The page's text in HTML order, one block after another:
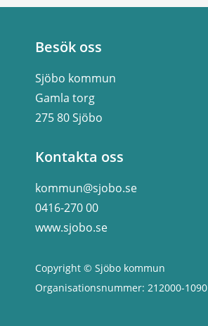
Besök oss
Sjöbo kommun
Gamla torg
275 80 Sjöbo
Kontakta oss
kommun@sjobo.se
0416-270 00
www.sjobo.se
Copyright © Sjöbo kommun
Organisationsnummer: 212000-1090